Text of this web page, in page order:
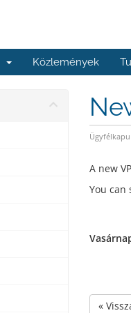
Közlemények
Ügyfélkapu
A new
You can
«